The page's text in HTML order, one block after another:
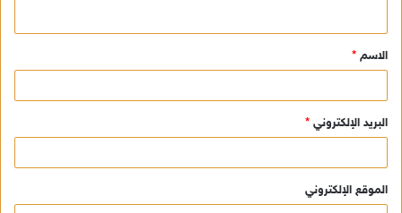
ق
*
الاسم *
البريد الإلكتروني *
الموقع الإلكتروني